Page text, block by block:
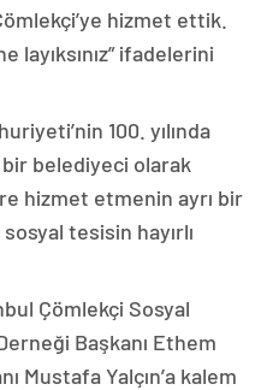
hizmet ettik.
layıksınız” ifadelerini
100. yılında
belediyeci olarak
hizmet etmenin ayrı bir
tesisin hayırlı
Çömlekçi Sosyal
Başkanı Ethem
Mustafa Yalçın’a kalem